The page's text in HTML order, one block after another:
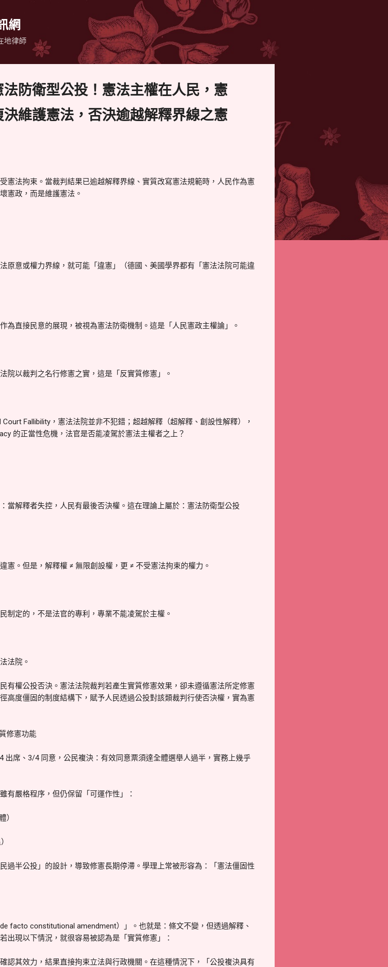
網
地律師
防衛型公投！憲法主權在人民，憲
維護憲法，否決逾越解釋界線之憲
憲法拘束。當裁判結果已逾越解釋界線、實質改寫憲法規範時，人民作為憲
憲政，而是維護憲法。
原意或權力界線，就可能「違憲」（德國、美國學界都有「憲法法院可能違
為直接民意的展現，被視為憲法防衛機制。這是「人民憲政主權論」。
院以裁判之名行修憲之實，這是「反實質修憲」。
Fallibility，憲法法院並非不犯錯；超越解釋（超解釋、創設性解釋），
的正當性危機，法官是否能凌駕於憲法主權者之上？
當解釋者失控，人民有最後否決權。這在理論上屬於：憲法防衛型公投
憲。但是，解釋權 ≠ 無限創設權，更 ≠ 不受憲法拘束的權力。
制定的，不是法官的專利，專業不能凌駕於主權。
法院。
有權公投否決。憲法法院裁判若產生實質修憲效果，卻未遵循憲法所定修憲
高度僵固的制度結構下，賦予人民透過公投對該類裁判行使否決權，實為憲
修憲功能
出席、3/4 同意，公民複決：有效同意票須達全體選舉人過半，實務上幾乎
有嚴格程序，但仍保留「可運作性」：
）
過半公投」的設計，導致修憲長期停滯。學理上常被形容為：「憲法僵固性
facto constitutional amendment）」。也就是：條文不變，但透過解釋、
出現以下情況，就很容易被認為是「實質修憲」：
認其效力，結果直接拘束立法與行政機關。在這種情況下，「公投複決具有